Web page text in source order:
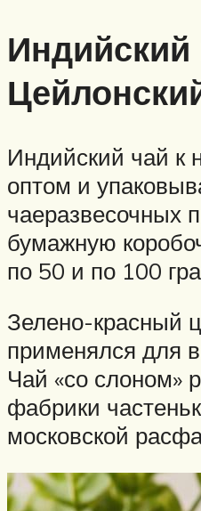
Индийский
Индийский чай к
оптом и
чаеразвесочных
бумажную
по 50 и по 100
Зелено-красный
применялся для
Чай «со слоном»
фабрики
московской